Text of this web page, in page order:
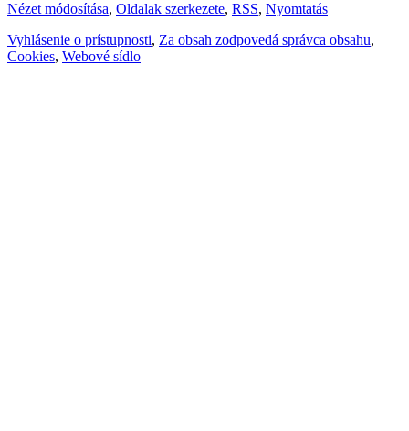
Nézet módosítása, Oldalak szerkezete, RSS, Nyomtatás
Vyhlásenie o prístupnosti, Za obsah zodpovedá správca obsahu,
Cookies, Webové sídlo